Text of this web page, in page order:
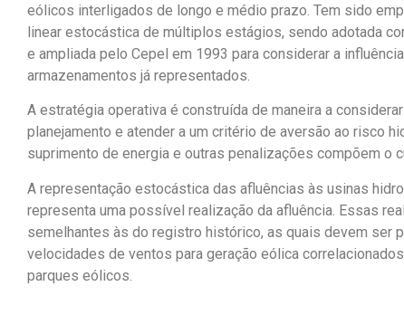
eólicos interligados de longo e médio prazo Tem sido
linear estocástica de múltiplos estágios, sendo adotada
e ampliada pelo Cepel em 1993 para considerar a
armazenamentos já representados.
A estratégia operativa é construída de maneira a
planejamento e atender a um critério de aversão ao risco
suprimento de energia e outras penalizações compõem o
A representação estocástica das afluências às usinas
representa uma possível realização da afluência. Essas
semelhantes às do registro histórico, as quais devem ser
velocidades de ventos para geração eólica
parques eólicos.